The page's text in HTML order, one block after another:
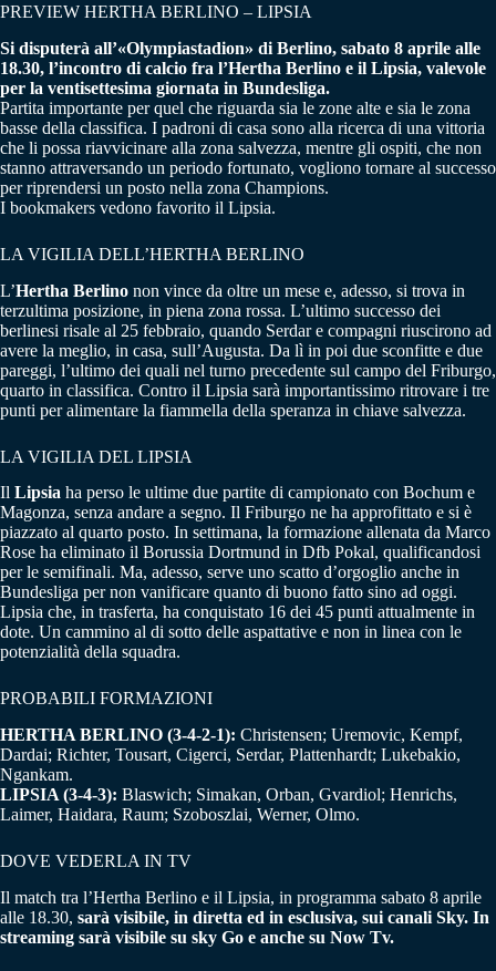
PREVIEW HERTHA BERLINO – LIPSIA
Si disputerà all’«Olympiastadion» di Berlino, sabato 8 aprile alle
18.30, l’incontro di calcio fra l’Hertha Berlino e il Lipsia, valevole
per la ventisettesima giornata in Bundesliga.
Partita importante per quel che riguarda sia le zone alte e sia le zona
basse della classifica. I padroni di casa sono alla ricerca di una vittoria
che li possa riavvicinare alla zona salvezza, mentre gli ospiti, che non
stanno attraversando un periodo fortunato, vogliono tornare al successo
per riprendersi un posto nella zona Champions.
I bookmakers vedono favorito il Lipsia.
LA VIGILIA DELL’HERTHA BERLINO
L’Hertha Berlino non vince da oltre un mese e, adesso, si trova in
terzultima posizione, in piena zona rossa. L’ultimo successo dei
berlinesi risale al 25 febbraio, quando Serdar e compagni riuscirono ad
avere la meglio, in casa, sull’Augusta. Da lì in poi due sconfitte e due
pareggi, l’ultimo dei quali nel turno precedente sul campo del Friburgo,
quarto in classifica. Contro il Lipsia sarà importantissimo ritrovare i tre
punti per alimentare la fiammella della speranza in chiave salvezza.
LA VIGILIA DEL LIPSIA
Il Lipsia ha perso le ultime due partite di campionato con Bochum e
Magonza, senza andare a segno. Il Friburgo ne ha approfittato e si è
piazzato al quarto posto. In settimana, la formazione allenata da Marco
Rose ha eliminato il Borussia Dortmund in Dfb Pokal, qualificandosi
per le semifinali. Ma, adesso, serve uno scatto d’orgoglio anche in
Bundesliga per non vanificare quanto di buono fatto sino ad oggi.
Lipsia che, in trasferta, ha conquistato 16 dei 45 punti attualmente in
dote. Un cammino al di sotto delle aspattative e non in linea con le
potenzialità della squadra.
PROBABILI FORMAZIONI
HERTHA BERLINO (3-4-2-1): Christensen; Uremovic, Kempf,
Dardai; Richter, Tousart, Cigerci, Serdar, Plattenhardt; Lukebakio,
Ngankam.
LIPSIA (3-4-3): Blaswich; Simakan, Orban, Gvardiol; Henrichs,
Laimer, Haidara, Raum; Szoboszlai, Werner, Olmo.
DOVE VEDERLA IN TV
Il match tra l’Hertha Berlino e il Lipsia, in programma sabato 8 aprile
alle 18.30, sarà visibile, in diretta ed in esclusiva, sui canali Sky. In
streaming sarà visibile su sky Go e anche su Now Tv.